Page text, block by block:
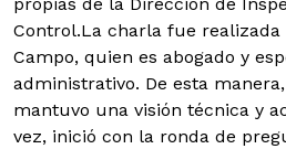
Control.La charla fue
Campo, quien es abogado y
administrativo. De esta
mantuvo una visión técnica y
vez, inició con la ronda de